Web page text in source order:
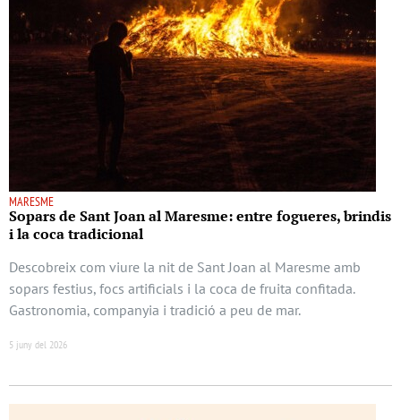
MARESME
Sopars de Sant Joan al Maresme: entre fogueres, brindis
i la coca tradicional
Descobreix com viure la nit de Sant Joan al Maresme amb
sopars festius, focs artificials i la coca de fruita confitada.
Gastronomia, companyia i tradició a peu de mar.
5 juny del 2026